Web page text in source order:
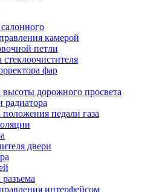
камерой
петли
фар
дорожного просвета
педали газа
двери
интерфейсом